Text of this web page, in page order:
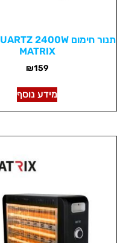
MATRIX
₪159
מידע נוסף